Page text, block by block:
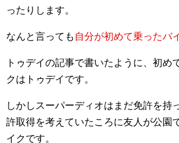
ったりします。
なんと言っても 自分が初めて乗ったバ
トゥデイの記事で書いたように、初め
クはトゥデイです。
しかしスーパーディオはまだ免許を持
許取得を考えていたころに友人が公園
イクです。